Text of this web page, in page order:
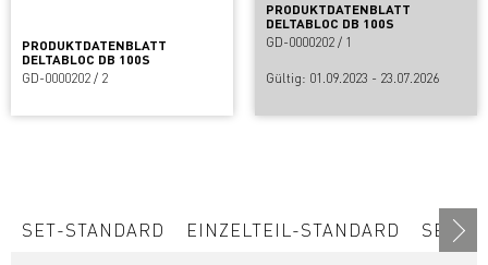
PRODUKTDATENBLATT
DELTABLOC DB 100S
GD-0000202 / 1
Gültig: 01.09.2023 - 23.07.2026
PRODUKTDATENBLATT
DELTABLOC DB 100S
GD-0000202 / 2
SET-STANDARD EINZELTEIL-STANDARD SET-